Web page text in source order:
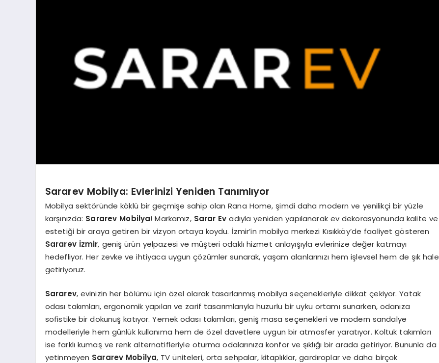
Sararev Mobilya: Evlerinizi Yeniden Tanımlıyor
Mobilya sektöründe köklü bir geçmişe sahip olan Rana Home, şimdi daha modern ve yenilikçi bir yüzle
karşınızda: Sararev Mobilya! Markamız, Sarar Ev adıyla yeniden yapılanarak ev dekorasyonunda kalite ve
estetiği bir araya getiren bir vizyon ortaya koydu. İzmir’in mobilya merkezi Kısıkköy’de faaliyet gösteren
Sararev İzmir, geniş ürün yelpazesi ve müşteri odaklı hizmet anlayışıyla evlerinize değer katmayı
hedefliyor. Her zevke ve ihtiyaca uygun çözümler sunarak, yaşam alanlarınızı hem işlevsel hem de şık hale
getiriyoruz.
Sararev, evinizin her bölümü için özel olarak tasarlanmış mobilya seçenekleriyle dikkat çekiyor. Yatak
odası takımları, ergonomik yapıları ve zarif tasarımlarıyla huzurlu bir uyku ortamı sunarken, odanıza
sofistike bir dokunuş katıyor. Yemek odası takımları, geniş masa seçenekleri ve modern sandalye
modelleriyle hem günlük kullanıma hem de özel davetlere uygun bir atmosfer yaratıyor. Koltuk takımları
ise farklı kumaş ve renk alternatifleriyle oturma odalarınıza konfor ve şıklığı bir arada getiriyor. Bununla da
yetinmeyen Sararev Mobilya, TV üniteleri, orta sehpalar, kitaplıklar, gardıroplar ve daha birçok